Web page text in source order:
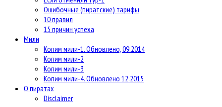
Ошибочные (пиратские) тарифы
10 правил
15 причин успеха
Мили
Копим мили-1. Обновлено, 09.2014
Копим мили-2
Копим мили-3
Копим мили-4. Обновлено 12.2015
О пиратах
Disclaimer